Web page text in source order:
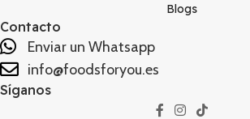
Blogs
Contacto
Enviar un Whatsapp
info@foodsforyou.es
Síganos